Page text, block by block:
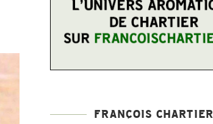
FRANÇOIS CHARTIER